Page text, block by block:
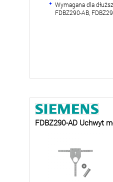
Wymagana dla
FDBZ290-AB,
FDBZ290-AD Uchwyt